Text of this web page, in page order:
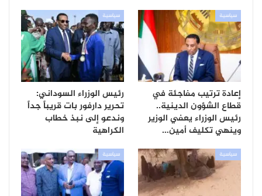
سياسية
إعادة ترتيب مفاجئة في
قطاع الشؤون الدينية..
رئيس الوزراء يعفي الوزير
وينهي تكليف أمين…
سياسية
رئيس الوزراء السوداني:
تحرير دارفور بات قريباً جداً
وندعو إلى نبذ خطاب
الكراهية
سياسية سياسية